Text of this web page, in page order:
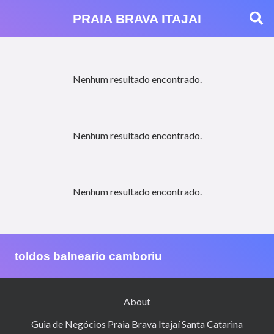
PRAIA BRAVA ITAJAI
Nenhum resultado encontrado.
Nenhum resultado encontrado.
Nenhum resultado encontrado.
toldos balneario camboriu
About
Guia de Negócios Praia Brava Itajaí Santa Catarina